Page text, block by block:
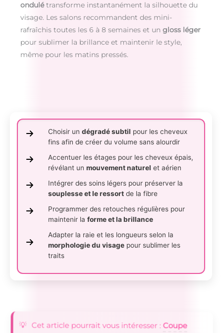
ondulétransforme instantanément la silhouette du
visage. Les salons recommandent des mini-
rafraîchis toutes les 6 à 8 semaines et un gloss léger
pour sublimer la brillance et maintenir le style,
même pour les matins pressés.
Choisir undégradé subtil pour les cheveux
fins afin de créer du volume sans alourdir
Accentuer les étages pour les cheveux épais,
révélant unmouvement naturel et aérien
Intégrer des soins légers pour préserver la
souplesse et le ressort de la fibre
Programmer des retouches régulières pour
maintenir laforme et la brillance
Adapter la raie et les longueurs selon la
morphologie du visage pour sublimer les
traits
Cet article pourrait vous intéresser : Coupe